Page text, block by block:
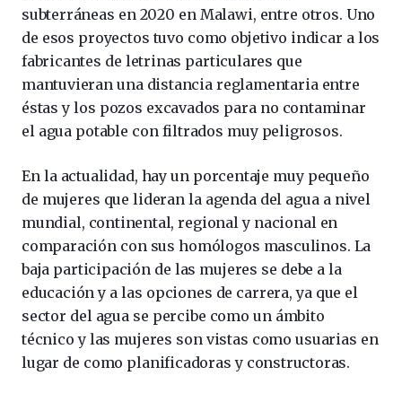
subterráneas en 2020 en Malawi, entre otros. Uno
de esos proyectos tuvo como objetivo indicar a los
fabricantes de letrinas particulares que
mantuvieran una distancia reglamentaria entre
éstas y los pozos excavados para no contaminar
el agua potable con filtrados muy peligrosos.
En la actualidad, hay un porcentaje muy pequeño
de mujeres que lideran la agenda del agua a nivel
mundial, continental, regional y nacional en
comparación con sus homólogos masculinos. La
baja participación de las mujeres se debe a la
educación y a las opciones de carrera, ya que el
sector del agua se percibe como un ámbito
técnico y las mujeres son vistas como usuarias en
lugar de como planificadoras y constructoras.